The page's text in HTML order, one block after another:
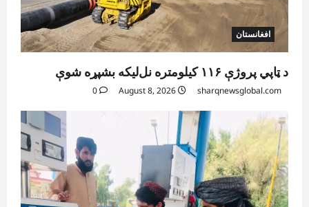
افغانستان
د ټاپي پروژې ۱۱۶ کیلومتره نل‌لیکه بشپړه شوې
sharqnewsglobal.com
0